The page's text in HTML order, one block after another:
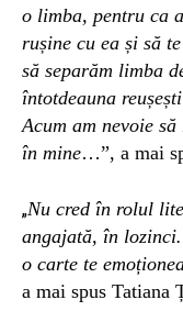
o limba, pentru ca
rușine cu ea și să
să separăm limba
întotdeauna
Acum am nevoie
în mine…”, a mai
„Nu cred în rolul
angajată, în
o carte te
a mai spus Tatiana